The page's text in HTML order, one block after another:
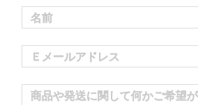
名前
Ｅメールアドレス
商品や発送に関して何かご希望